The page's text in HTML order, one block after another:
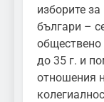
изборите
българи –
обществено
до 35 г. и
отношения